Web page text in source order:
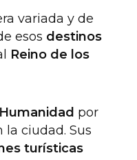
variada y de
esos destinos
Reino de los
por
la ciudad. Sus
turísticas